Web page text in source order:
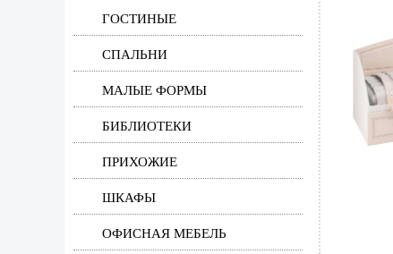
ГОСТИНЫЕ
СПАЛЬНИ
МАЛЫЕ ФОРМЫ
БИБЛИОТЕКИ
ПРИХОЖИЕ
ШКАФЫ
ОФИСНАЯ МЕБЕЛЬ